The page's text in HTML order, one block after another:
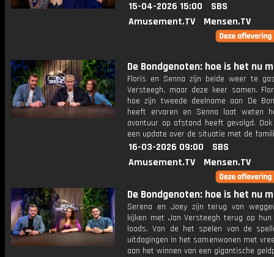
15-04-2026 15:00
SBS
Amusement.TV
Mensen.TV
De Bondgenoten: hoe is het nu
Floris en Senna zijn beide weer te
Versteegh, maar deze keer samen.
hoe zijn tweede deelname aan De
heeft ervaren en Senna laat weten
avontuur op afstand heeft gevolgd.
een update over de situatie met de
16-03-2026 09:00
SBS
Amusement.TV
Mensen.TV
De Bondgenoten: hoe is het nu
Serena en Joey zijn terug van
kijken met Jan Versteegh terug op
loods. Van de het spelen van de
uitdagingen in het samenwonen met
aan het winnen van een gigantische